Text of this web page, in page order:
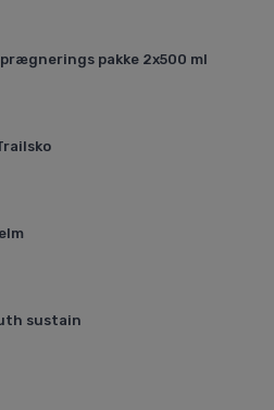
pakke 2x500 ml
sustain